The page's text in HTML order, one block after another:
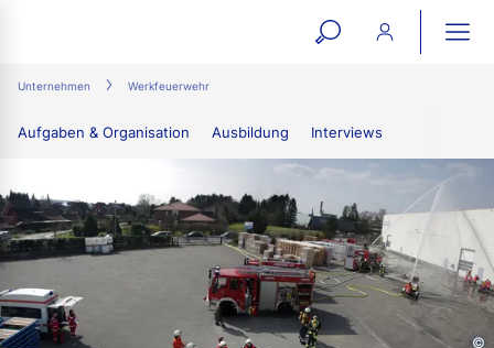
open
Unternehmen Werkfeuerwehr
Aufgaben & Organisation Ausbildung Interviews
©